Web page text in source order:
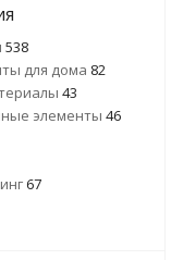
538
для дома 82
43
элементы 46
67